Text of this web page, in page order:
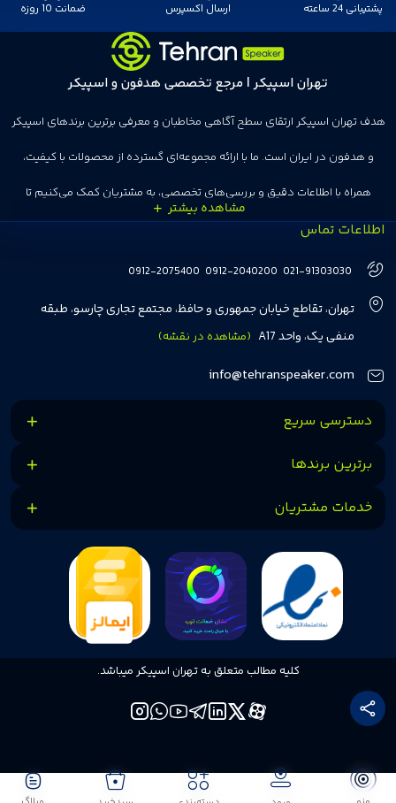
پشتیبانی 24 ساعته ارسال اکسپرس ضمانت 10 روزه
تهران اسپیکر | مرجع تخصصی هدفون و اسپیکر
هدف تهران اسپیکر ارتقای سطح آگاهی مخاطبان و معرفی برترین برندهای اسپیکر
و هدفون در ایران است. ما با ارائه مجموعه‌ای گسترده از محصولات با کیفیت،
همراه با اطلاعات دقیق و بررسی‌های تخصصی، به مشتریان کمک می‌کنیم تا
انتخاب‌های درست و هوشمندانه‌ای داشته باشند. تهران اسپیکر با تجربه‌ای بیش از
هفت سال در این زمینه، بر ایجاد تجربه خریدی آسان، سریع و مطمئن تمرکز دارد تا
مشتریان بتوانند با خیالی آسوده از انتخاب خود لذت ببرند. ما به رضایت و اعتماد
مشتریان اهمیت می‌دهیم و همواره در تلاشیم تا بهترین‌ها را برای آن‌ها فراهم
کنیم.
اطلاعات تماس
021-91303030
0912-2040200
0912-2075400
تهران، تقاطع خیابان جمهوری و حافظ، مجتمع تجاری چارسو، طبقه
منفی یک، واحد A17
(مشاهده در نقشه)
info@tehranspeaker.com
دسترسی سریع
برترین برندها
خدمات مشتریان
کلیه مطالب متعلق به تهران اسپیکر میباشد.